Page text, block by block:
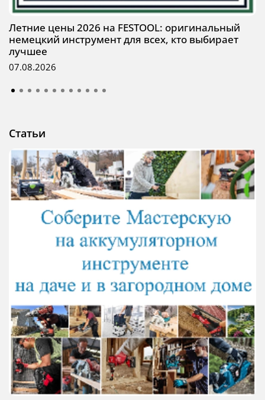
Летние цены 2026 на FESTOOL: оригинальный
немецкий инструмент для всех, кто выбирает
лучшее
07.08.2026
Статьи